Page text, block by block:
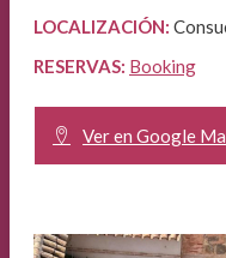
LOCALIZACIÓN:
RESERVAS: Booking
Ver en Google